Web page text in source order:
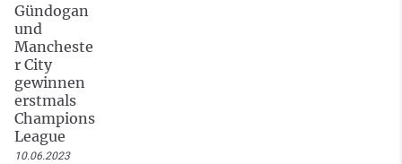
Gündogan
und
Mancheste
r City
gewinnen
erstmals
Champions
League
10.06.2023